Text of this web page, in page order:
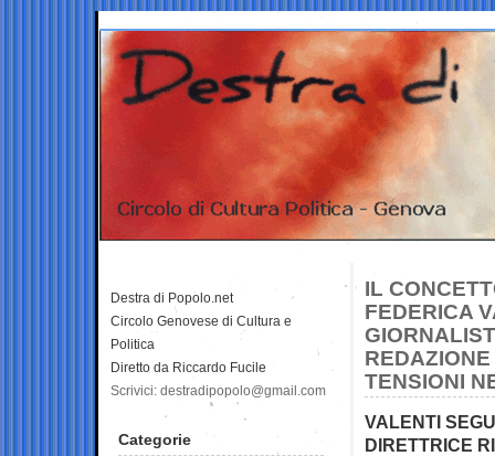
IL
FEDERICA
TENSIONI
VALENTI
DIRETTRICE
Destra di Popolo.net
Circolo Genovese di Cultura e
Politica
Diretto da Riccardo Fucile
Scrivici: destradipopolo@gmail.com
Categorie